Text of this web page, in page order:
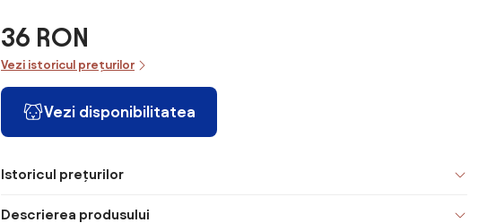
36 RON
Vezi istoricul prețurilor
Vezi disponibilitatea
Istoricul prețurilor
Descrierea produsului